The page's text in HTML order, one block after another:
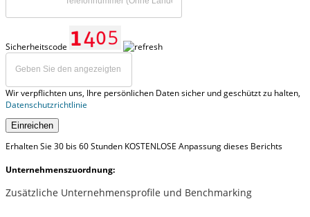
Sicherheitscode
Wir verpflichten uns, Ihre persönlichen Daten sicher und geschützt zu halten,
Datenschutzrichtlinie
Einreichen
Erhalten Sie 30 bis 60 Stunden KOSTENLOSE Anpassung dieses Berichts
Unternehmenszuordnung:
Zusätzliche Unternehmensprofile und Benchmarking